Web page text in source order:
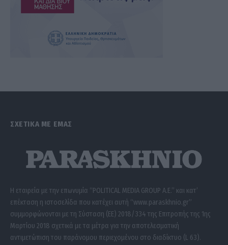
ΣΧΕΤΙΚΑ ΜΕ ΕΜΑΣ
Η εταιρεία με την επωνυμία “POLITICAL MEDIA GROUP A.E.” και κατ’
επέκταση η ιστοσελίδα που κατέχει αυτή “www.paraskhnio.gr”
συμμορφώνονται με τη Σύσταση (ΕΕ) 2018/334 της Επιτροπής της 1ης
Μαρτίου 2018 σχετικά με τα μέτρα για την αποτελεσματική
αντιμετώπιση του παράνομου περιεχομένου στο διαδίκτυο (L 63).